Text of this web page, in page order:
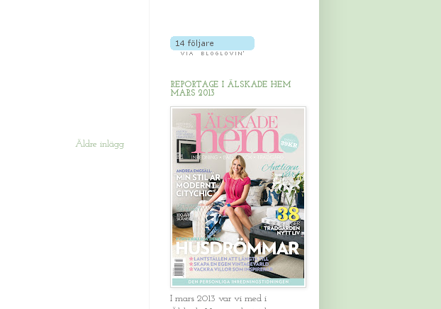
Äldre inlägg
REPORTAGE I ÄLSKADE HEM
MARS 2013
I mars 2013 var vi med i